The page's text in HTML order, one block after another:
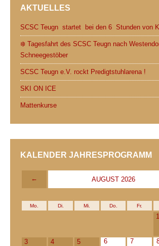
AKTUELLES
SCSC Teugn startet bei den 6 Stunden von
❄️ Tagesfahrt des SCSC Teugn nach
Schneegestöber
SCSC Teugn e.V. rockt Predigtstuhlarena !
SKI ON ICE
Mattenkurse
KALENDER JAHRESPROGRAMM
← AUGUST 2026
Mo. Di. Mi. Do. Fr.
1
3 4 5 6 7